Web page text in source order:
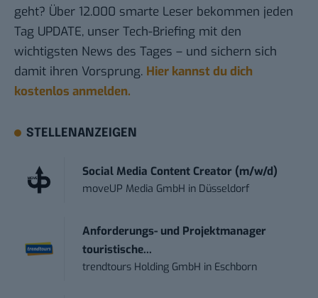
geht? Über 12.000 smarte Leser bekommen jeden
Tag UPDATE, unser Tech-Briefing mit den
wichtigsten News des Tages – und sichern sich
damit ihren Vorsprung. Hier kannst du dich
kostenlos anmelden.
STELLENANZEIGEN
Social Media Content Creator (m/w/d)
moveUP Media GmbH in Düsseldorf
Anforderungs- und Projektmanager
touristische...
trendtours Holding GmbH in Eschborn